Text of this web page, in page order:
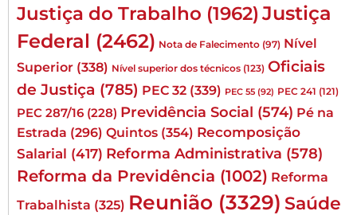
Justiça do Trabalho (1962) Justiça
Federal (2462) Nota de Falecimento (97) Nível
Superior (338) Nível superior dos técnicos (123) Oficiais
de Justiça (785) PEC 32 (339) PEC 55 (92) PEC 241 (121)
PEC 287/16 (228) Previdência Social (574) Pé na
Estrada (296) Quintos (354) Recomposição
Salarial (417) Reforma Administrativa (578)
Reforma da Previdência (1002) Reforma
Trabalhista (325) Reunião (3329) Saúde